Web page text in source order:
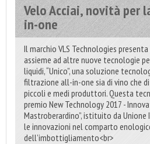
Velo Acciai, novità per
in-one
Il marchio VLS Technologies presenta
assieme ad altre nuove tecnologie
liquidi, “Unico”, una soluzione
filtrazione all-in-one sia di vino che
piccoli e medi produttori. Questa
premio New Technology 2017 -
Mastroberardino”, istituito da Unione
le innovazioni nel comparto
dell’imbottigliamento<br>